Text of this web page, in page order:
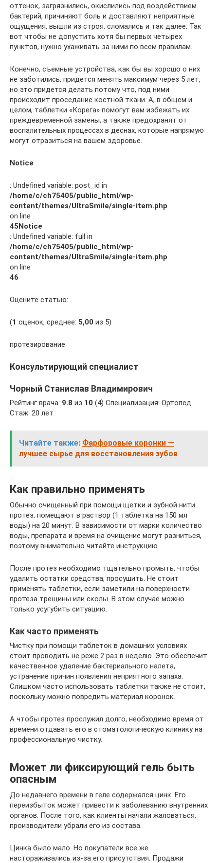
оттенок, загрязнились, окислились под воздействием
бактерий, причиняют боль и доставляют неприятные
ощущения, вышли из строя, сломались и так далее. Так
вот чтобы не допустить хотя бы первых четырех
пунктов, нужно ухаживать за ними по всем правилам.
Конечно, съемные устройства, как бы вы хорошо о них
не заботились, придется менять максимум через 5 лет,
но это придется делать потому что, под ними
происходит проседание костной ткани. А, в общем и
целом, таблетки «Корега» помогут вам избежать их
преждевременной замены, а также предохранят от
воспалительных процессах в деснах, которые напрямую
могут отразиться на вашем здоровье.
Notice
: Undefined variable: post_id in
/home/c/ch75405/public_html/wp-
content/themes/UltraSmile/single-item.php
on line
45Notice
: Undefined variable: full in
/home/c/ch75405/public_html/wp-
content/themes/UltraSmile/single-item.php
on line
46
Оцените статью:
(1 оценок, среднее: 5,00 из 5)
протезирование
Консультирующий специалист
Чорный Станислав Владимирович
Рейтинг врача: 9.8 из 10 (4) Специализация: Ортопед
Стаж: 20 лет
Читайте также: Фарфоровые коронки —
лучшее сырье для восстановления зубов
Как правильно применять
Обычно очищенный при помощи щетки и зубной нити
протез, помещают в раствор (1 таблетка на 150 мл
воды) на 20 минут. В зависимости от марки количество
воды, препарата и время на очищение могут разниться,
поэтому внимательно читайте инструкцию.
После протез необходимо тщательно промыть, чтобы
удалить остатки средства, просушить. Не стоит
применять таблетки, если заметили на поверхности
протеза трещины или сколы. В этом случае можно
только усугубить ситуацию.
Как часто применять
Чистку при помощи таблеток в домашних условиях
стоит проводить не реже 2 раз в неделю. Это обеспечит
качественное удаление бактериального налета,
устранение причин появления неприятного запаха.
Слишком часто использовать таблетки также не стоит,
поскольку можно повредить материал коронок.
А чтобы протез прослужил долго, необходимо время от
времени отдавать его в стоматологическую клинику на
профессиональную чистку.
Может ли фиксирующий гель быть
опасным
До недавнего времени в геле содержался цинк. Его
переизбыток может привести к заболеванию внутренних
органов. После того, как клиенты начали жаловаться,
производители убрали его из состава.
Цинка было мало. Но покупатели все же
настораживались из-за его присутствия. Продажи